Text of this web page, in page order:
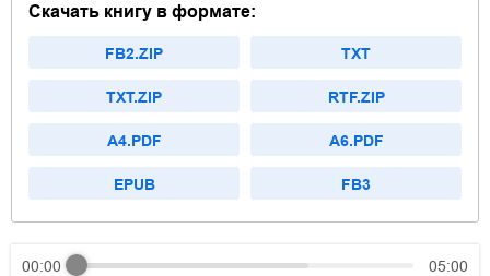
Скачать книгу в формате:
FB2.ZIP TXT
TXT.ZIP RTF.ZIP
A4.PDF A6.PDF
EPUB FB3
00:00 05:00